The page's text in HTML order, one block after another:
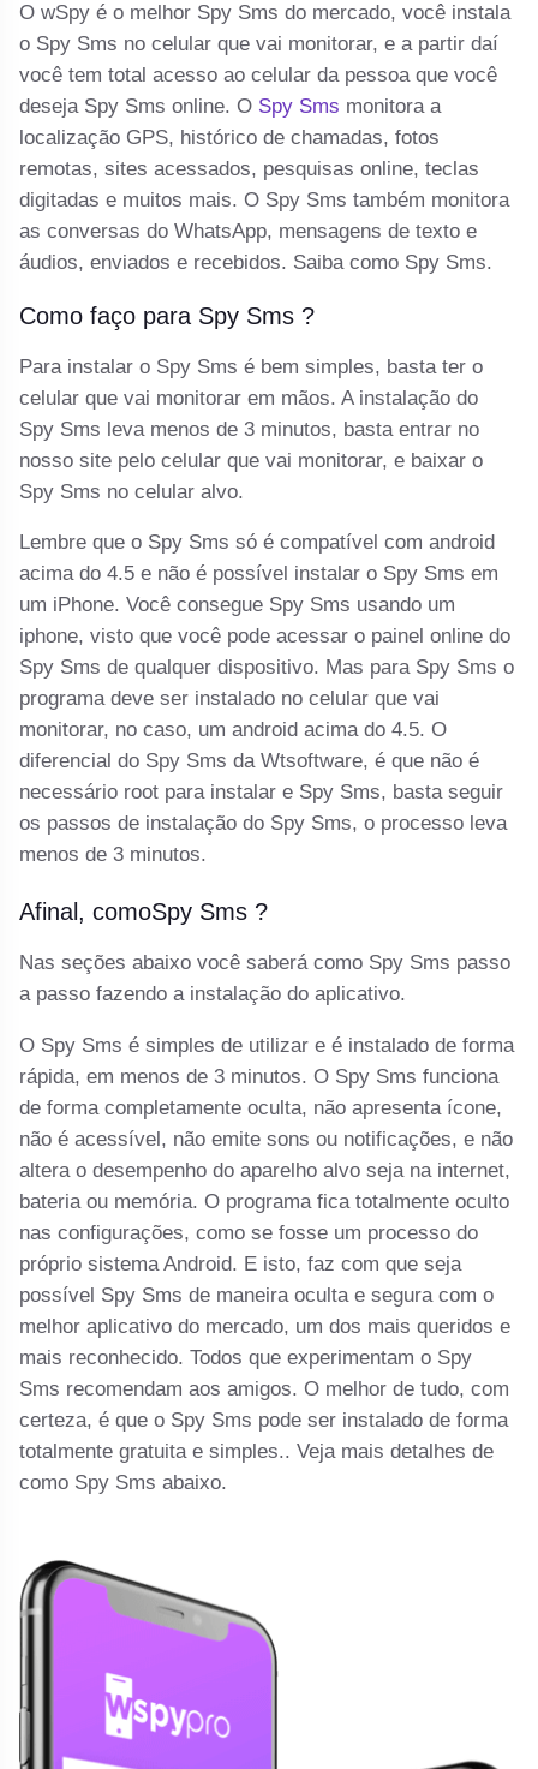
O wSpy é o melhor Spy Sms do mercado, você instala
o Spy Sms no celular que vai monitorar, e a partir daí
você tem total acesso ao celular da pessoa que você
deseja Spy Sms online. O Spy Sms monitora a
localização GPS, histórico de chamadas, fotos
remotas, sites acessados, pesquisas online, teclas
digitadas e muitos mais. O Spy Sms também monitora
as conversas do WhatsApp, mensagens de texto e
áudios, enviados e recebidos. Saiba como Spy Sms.
Como faço para Spy Sms ?
Para instalar o Spy Sms é bem simples, basta ter o
celular que vai monitorar em mãos. A instalação do
Spy Sms leva menos de 3 minutos, basta entrar no
nosso site pelo celular que vai monitorar, e baixar o
Spy Sms no celular alvo.
Lembre que o Spy Sms só é compatível com android
acima do 4.5 e não é possível instalar o Spy Sms em
um iPhone. Você consegue Spy Sms usando um
iphone, visto que você pode acessar o painel online do
Spy Sms de qualquer dispositivo. Mas para Spy Sms o
programa deve ser instalado no celular que vai
monitorar, no caso, um android acima do 4.5. O
diferencial do Spy Sms da Wtsoftware, é que não é
necessário root para instalar e Spy Sms, basta seguir
os passos de instalação do Spy Sms, o processo leva
menos de 3 minutos.
Afinal, comoSpy Sms ?
Nas seções abaixo você saberá como Spy Sms passo
a passo fazendo a instalação do aplicativo.
O Spy Sms é simples de utilizar e é instalado de forma
rápida, em menos de 3 minutos. O Spy Sms funciona
de forma completamente oculta, não apresenta ícone,
não é acessível, não emite sons ou notificações, e não
altera o desempenho do aparelho alvo seja na internet,
bateria ou memória. O programa fica totalmente oculto
nas configurações, como se fosse um processo do
próprio sistema Android. E isto, faz com que seja
possível Spy Sms de maneira oculta e segura com o
melhor aplicativo do mercado, um dos mais queridos e
mais reconhecido. Todos que experimentam o Spy
Sms recomendam aos amigos. O melhor de tudo, com
certeza, é que o Spy Sms pode ser instalado de forma
totalmente gratuita e simples.. Veja mais detalhes de
como Spy Sms abaixo.